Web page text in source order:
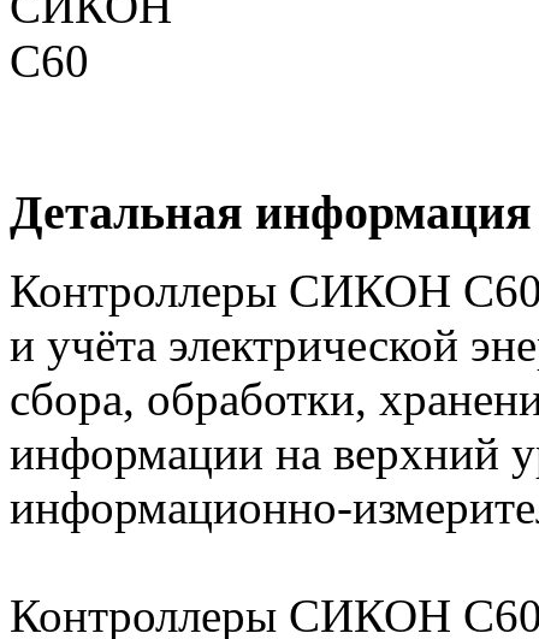
Детальная информация
Контроллеры СИКОН С60
и учёта электрической
сбора, обработки,
информации на верхний
информационно-
Контроллеры СИКОН С60